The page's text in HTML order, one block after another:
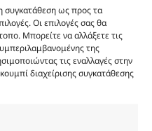
συγκατάθεση ως προς τα
Οι επιλογές σας θα
Μπορείτε να αλλάξετε τις
της
τις εναλλαγές στην
διαχείρισης συγκατάθεσης
της επιλογής σας.
στα
στην
επιχείρησης μας δεν
εξαπάτηση του
είναι τύπου, σε
οίκων. Οι